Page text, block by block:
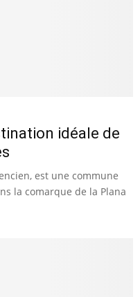
idéale de
est une commune
la comarque de la Plana